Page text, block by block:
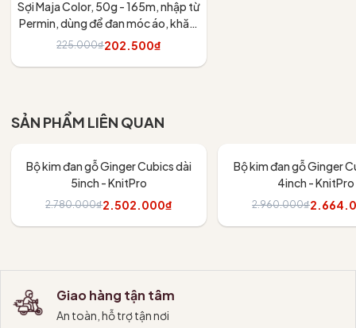
Sợi Maja Color, 50g - 165m, nhập từ
Permin, dùng để đan móc áo, khăn,
váy
225.000₫202.500₫
SẢN PHẨM LIÊN QUAN
Bộ kim đan gỗ Ginger Cubics dài
5inch - KnitPro
2.780.000₫2.502.000₫
Bộ kim đan gỗ Ginger
4inch - KnitPro
2.960.000₫
Giao hàng tận tâm
An toàn, hỗ trợ tận nơi